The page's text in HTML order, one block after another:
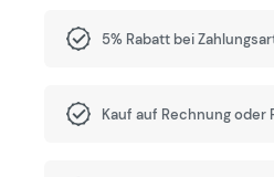
5% Rabatt bei
Kauf auf Rechnung oder